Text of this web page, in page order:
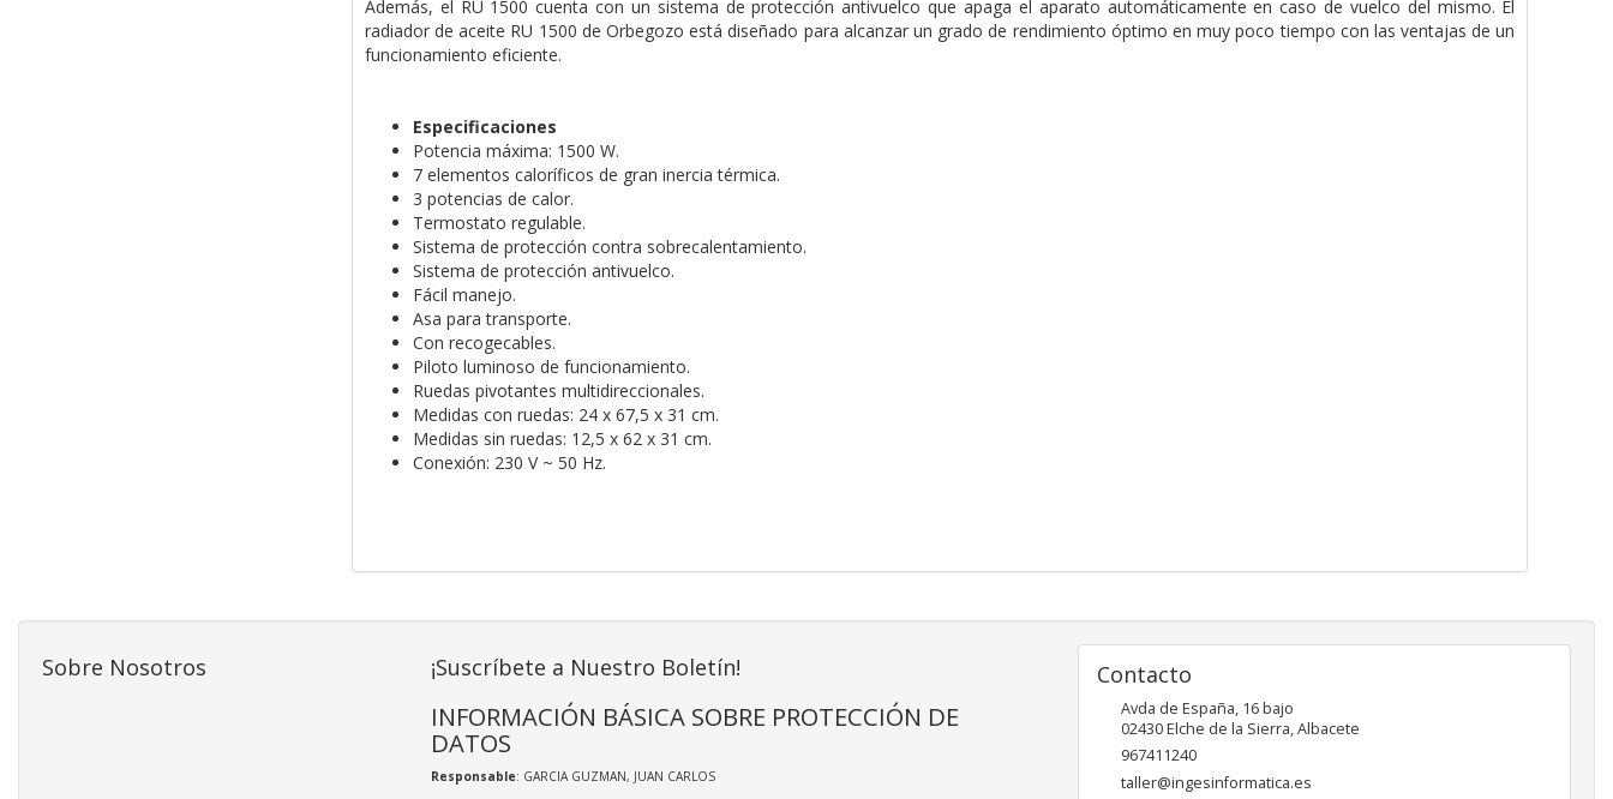
Además, el RU 1500 cuenta con un sistema de protección antivuelco que apaga el aparato automáticamente en caso de vuelco del mismo. El
radiador de aceite RU 1500 de Orbegozo está diseñado para alcanzar un grado de rendimiento óptimo en muy poco tiempo con las ventajas de un
funcionamiento eficiente.
Especificaciones
Potencia máxima: 1500 W.
7 elementos caloríficos de gran inercia térmica.
3 potencias de calor.
Termostato regulable.
Sistema de protección contra sobrecalentamiento.
Sistema de protección antivuelco.
Fácil manejo.
Asa para transporte.
Con recogecables.
Piloto luminoso de funcionamiento.
Ruedas pivotantes multidireccionales.
Medidas con ruedas: 24 x 67,5 x 31 cm.
Medidas sin ruedas: 12,5 x 62 x 31 cm.
Conexión: 230 V ~ 50 Hz.
Sobre Nosotros ¡Suscríbete a Nuestro Boletín!
INFORMACIÓN BÁSICA SOBRE PROTECCIÓN DE
DATOS
Responsable: GARCIA GUZMAN, JUAN CARLOS
Contacto
Avda de España, 16 bajo
02430Elche de la Sierra,Albacete
967411240
taller@ingesinformatica.es